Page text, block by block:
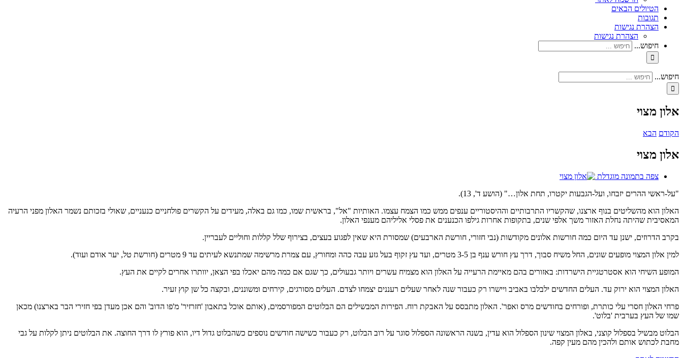
הטיולים הבאים
תגובות
הצהרת נגישות
הצהרת נגישות
חיפוש...
חיפוש...
אלון מצוי
הקודם הבא
אלון מצוי
צפה בתמונה מוגדלת
"על-ראשי ההרים יזבחו, ועל-הגבעות יקטרו, תחת אלון…" (הושע ד', 13).
האלון הוא מהשליטים בנוף ארצנו, שהקשריו התרבותיים וההיסטוריים ענפים ממש כמו הצמח עצמו. האותיות "אל", בראשית שמו, כמו גם באלה, מעידים על הקשרים פולחניים כנעניים, שאולי בזכותם נשמר האלון מפני הרעיה
המאסיבית שהיתה נחלת האזור משך אלפי שנים, בתקופות אחרות גילפו הכנענים את פסלי אליליהם מענפי האלון.
בקרב הדרוזים, ישנן עד היום כמה חורשות אלונים מקודשות (נבי חזורי, חורשת הארבעים) שמסורת היא שאין לפגוע בעצים, בצירוף שלל קללות וחוליים לעבריין.
למין אלון המצוי מופעים שונים, החל משיח סבוך, דרך עץ חורש ענף בן 3-5 מטרים, ועד עץ זקוף בעל גזע עבה כהה ומחורץ, עם צמרת מרשימה שמתנשא לעיתים עד 9 מטרים (חורשת טל, יער אודם ועוד).
המופע השיחי הוא אסטרטגיית הישרדות: באזורים בהם מאיימת הרעייה על האלון הוא מצמיח עשרים ויותר גבעולים, כך שגם אם כמה מהם יאכלו בפי הצאן, יוותרו אחרים לקיים את העץ.
האלון המצוי הוא ירוק עד. העלים החדשים ילבלבו באביב ויישרו רק כעבור שנה לאחר שעלים רעננים יצמחו לצדם. העלים מסורגים, קירחים ומשוננים, ובקצה כל שן קוץ זעיר.
פרחי האלון חסרי עלי כותרת, ופורחים בחודשים מרס ואפר'. האלון מתבסס על האבקת רוח. הפירות המבשילים הם הבלוטים המפורסמים, (אותם אוכל בתאבון 'חזרזיר' מ'פו הדוב' והם אכן מעדן בפי חזירי הבר בארצנו) מכאן
שמו של העץ בערבית 'בלוט'.
הבלוט מבשיל בספלול קוצני, באלון המצוי שינון הספלול הוא עדין, בשנה הראשונה הספלול סוגר על רוב הבלוט, רק כעבור כשישה חודשים נוספים כשהבלוט גדול דיו, הוא פורץ לו דרך החוצה. את הבלוטים ניתן לקלות על גבי
מחבת לכתוש אותם ולהכין מהם מעין קפה.